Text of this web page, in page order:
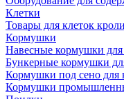
Клетки
Товары для клеток
Кормушки
Навесные кормушки для
Бункерные кормушки
Кормушки под сено для
Кормушки